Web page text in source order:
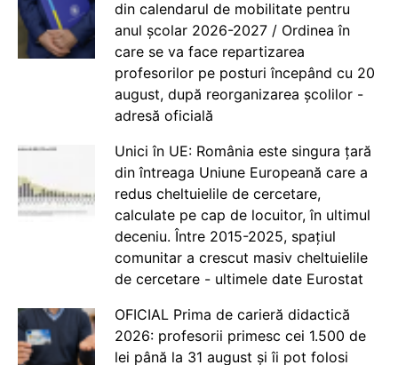
din calendarul de mobilitate pentru
anul școlar 2026-2027 / Ordinea în
care se va face repartizarea
profesorilor pe posturi începând cu 20
august, după reorganizarea școlilor -
adresă oficială
Unici în UE: România este singura țară
din întreaga Uniune Europeană care a
redus cheltuielile de cercetare,
calculate pe cap de locuitor, în ultimul
deceniu. Între 2015-2025, spațiul
comunitar a crescut masiv cheltuielile
de cercetare - ultimele date Eurostat
OFICIAL Prima de carieră didactică
2026: profesorii primesc cei 1.500 de
lei până la 31 august și îi pot folosi